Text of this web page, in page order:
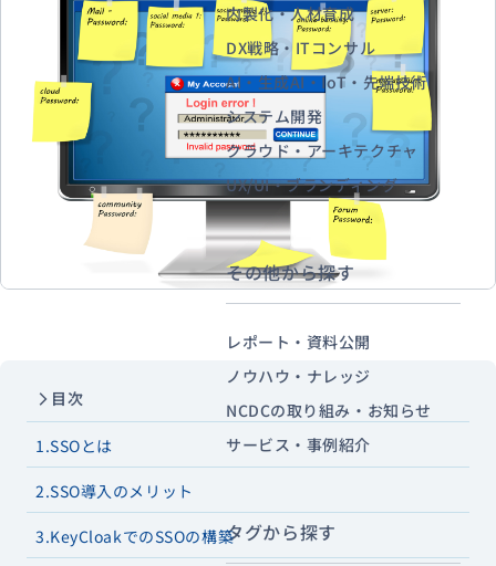
資料ダウンロード お問い合わせ
目次
1.SSOとは
2.SSO導入のメリット
3.KeyCloakでのSSOの構築
内製化・人材育成
DX戦略・ITコンサル
AI・生成AI・IoT・先端技術
システム開発
クラウド・アーキテクチャ
UX/UI・ブランディング
その他から探す
レポート・資料公開
ノウハウ・ナレッジ
NCDCの取り組み・お知らせ
サービス・事例紹介
タグから探す